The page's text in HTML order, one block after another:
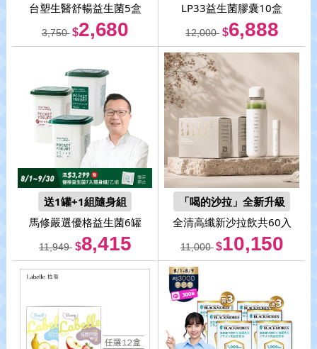
台塑生醫舒暢益生菌5盒
3,750 $2,680
LP33益生菌膠囊10盒
12,000 $6,888
送1罐+1組隨身組
馬修嚴選優格益生菌6罐
11,949 $8,415
「喝的沙拉」全新升級
全清高纖新沙拉飲共60入
11,000 $10,150